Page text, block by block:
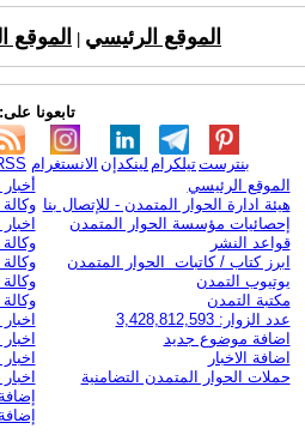
الموقع الرئيسي الموقع
تابعونا على:
الانستغرام لينكدإن تيلكرامبنترست
الموقع الرئيسي
هيئة ادارة الحوار المتمدن - للإتصال بنا
إحصائيات مؤسسة الحوار المتمدن
قواعد النشر
ابرز كتاب / كاتبات الحوار المتمدن
يوتيوب التمدن
مكتبة التمدن
عدد الزوار: 3,428,812,593
اضافة موضوع جديد
اضافة الاخبار
حملات الحوار المتمدن التضامنية
وكالة
وكالة
وكالة
وكالة